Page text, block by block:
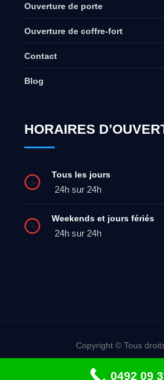
Ouverture de porte
Ouverture de coffre-fort
Contact
Blog
HORAIRES
Tous les jours
24h sur 24h
Weekends et jours fériés
24h sur 24h
Copyright © Tous
Dépannage urgent:
0492 09